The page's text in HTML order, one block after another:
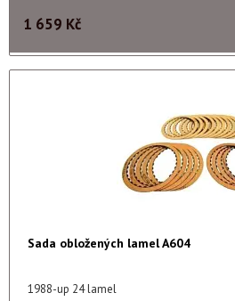
1 659 Kč
Sada obložených lamel A604
1988-up 24 lamel